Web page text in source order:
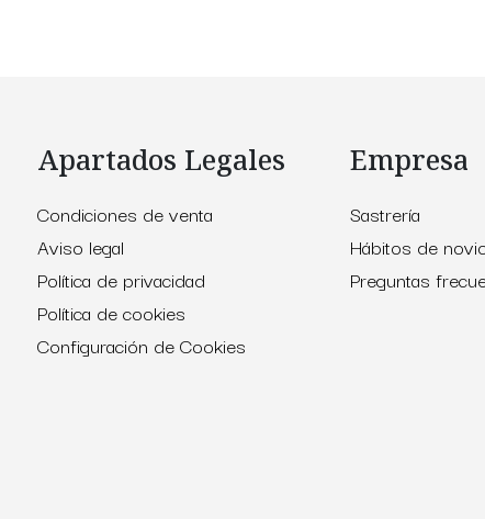
Apartados Legales
Condiciones de venta
Aviso legal
Política de privacidad
Política de cookies
Configuración de Cookies
Empresa
Sastrería
Hábitos de
Preguntas